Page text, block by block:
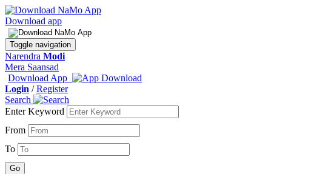
Download app
Toggle navigation
Narendra Modi
Mera Saansad
Download App
Login /Register
Search
Enter Keyword
From
To